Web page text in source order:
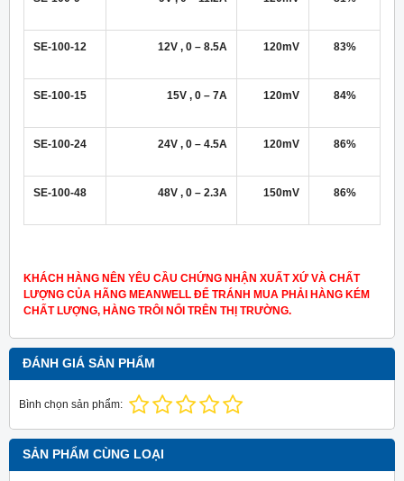
SE-100-12 12V , 0 – 8.5A 120mV 83%
SE-100-15 15V , 0 – 7A 120mV 84%
SE-100-24 24V , 0 – 4.5A 120mV 86%
SE-100-48 48V , 0 – 2.3A 150mV 86%
KHÁCH HÀNG NÊN YÊU CẦU CHỨNG NHẬN XUẤT XỨ VÀ CHẤT
LƯỢNG CỦA HÃNG MEANWELL ĐỂ TRÁNH MUA PHẢI HÀNG KÉM
CHẤT LƯỢNG, HÀNG TRÔI NỔI TRÊN THỊ TRƯỜNG.
ĐÁNH GIÁ SẢN PHẨM
Bình chọn sản phẩm:
SẢN PHẨM CÙNG LOẠI